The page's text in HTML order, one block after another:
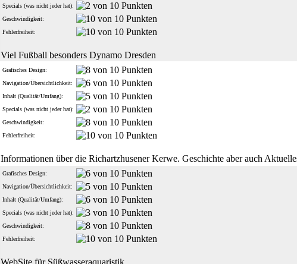
Specials (was nicht jeder hat):
Geschwindigkeit:
Fehlerfreiheit:
Viel Fußball besonders Dynamo Dresden
Grafisches Design:
Navigation/Übersichtlichkeit:
Inhalt (Qualität/Umfang):
Specials (was nicht jeder hat):
Geschwindigkeit:
Fehlerfreiheit:
Informationen über die Richartzhusener Kerwe. Geschichte aber auch
Grafisches Design:
Navigation/Übersichtlichkeit:
Inhalt (Qualität/Umfang):
Specials (was nicht jeder hat):
Geschwindigkeit:
Fehlerfreiheit:
WebSite für Süßwasseraquaristik